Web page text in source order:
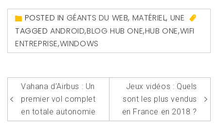
POSTED IN GÉANTS DU WEB, MATÉRIEL, UNE
TAGGEDANDROID,BLOG HUB ONE,HUB ONE,WIFI
ENTREPRISE,WINDOWS
Navigation
de
l’article
Vahana d’Airbus : Un
premier vol complet
en totale autonomie
Jeux vidéos : Quels
sont les plus vendus
en France en 2018 ?